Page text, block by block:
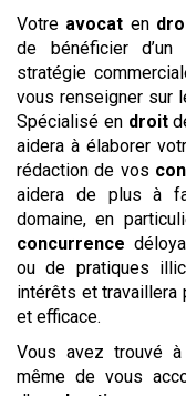
Votre avocat en
de bénéficier d’un
stratégie
vous renseigner sur
Spécialisé en droit
aidera à élaborer
rédaction de vos
aidera de plus à
domaine, en
concurrence
ou de pratiques
intérêts et travaillera
et efficace.
Vous avez trouvé à
même de vous